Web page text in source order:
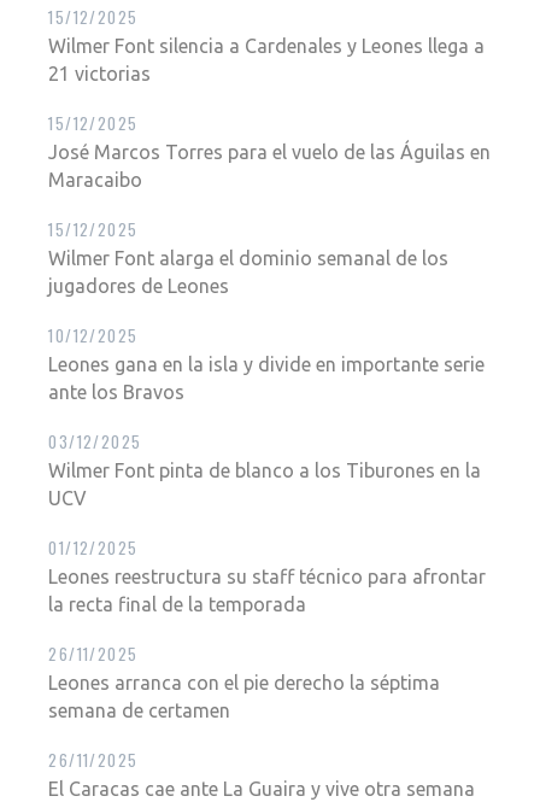
Wilmer Font silencia a Cardenales y Leones llega a
21 victorias
15/12/2025
José Marcos Torres para el vuelo de las Águilas en
Maracaibo
15/12/2025
Wilmer Font alarga el dominio semanal de los
jugadores de Leones
15/12/2025
Leones gana en la isla y divide en importante serie
ante los Bravos
10/12/2025
Wilmer Font pinta de blanco a los Tiburones en la
UCV
03/12/2025
Leones reestructura su staff técnico para afrontar
la recta final de la temporada
01/12/2025
Leones arranca con el pie derecho la séptima
semana de certamen
26/11/2025
El Caracas cae ante La Guaira y vive otra semana
26/11/2025